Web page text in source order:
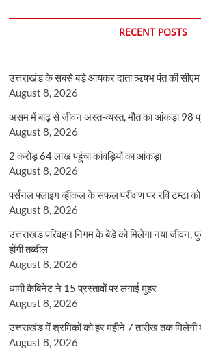
RECENT POSTS
उत्तराखंड के सबसे बड़े आयकर दाता ऋषभ पंत की सीएम
August 8, 2026
असम में बाढ़ से जीवन अस्त-व्यस्त, मौत का आंकड़ा 98
August 8, 2026
2 करोड़ 64 लाख पहुंचा कांवड़ियों का आंकड़ा
August 8, 2026
पर्सनल फ्लाइंग व्हीकल के सफल परीक्षण पर रवि टम्टा को
August 8, 2026
उत्तराखंड परिवहन निगम के बेड़े को मिलेगा नया जीवन,
होंगी तब्दील
August 8, 2026
धामी कैबिनेट ने 15 प्रस्तावों पर लगाई मुहर
August 8, 2026
उत्तराखंड में श्रमिकों को हर महीने 7 तारीख तक मिलेगी
August 8, 2026